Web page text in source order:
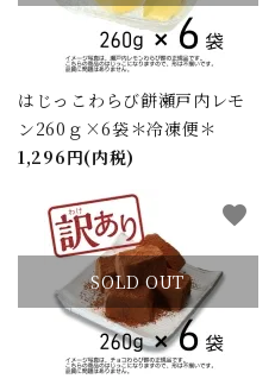
はじっこわらび餅瀬戸内レモ
ン260ｇ×6袋＊冷凍便＊
1,296円(内税)
SOLD OUT
favorite